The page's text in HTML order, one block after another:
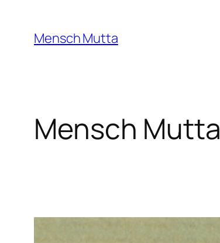
Inhalt
springen
Mensch Mutta
Mensch Mutta